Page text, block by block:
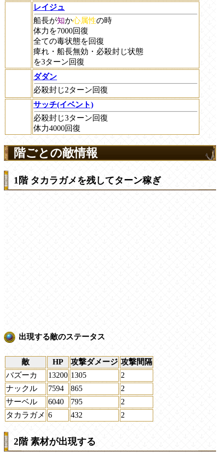
レイジュ
船長が知か心属性の時
体力を7000回復
全ての毒状態を回復
痺れ・船長無効・必殺封じ状態
を3ターン回復
ダダン
必殺封じ2ターン回復
サッチ(イベント)
必殺封じ3ターン回復
体力4000回復
階ごとの敵情報
1階 タカラガメを残してターン稼ぎ
出現する敵のステータス
敵 HP 攻撃ダメージ 攻撃間隔
バズーカ
13200 1305
2
ナックル
7594 865
2
サーベル
6040 795
2
タカラガメ 6 432 2
2階 素材が出現する